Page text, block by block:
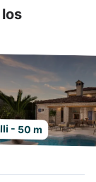
- 50 m